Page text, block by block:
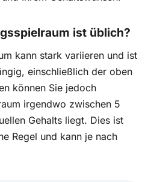
ist üblich?
kann stark variieren und ist
einschließlich der oben
können Sie jedoch
irgendwo zwischen 5
Gehalts liegt. Dies ist
Regel und kann je nach